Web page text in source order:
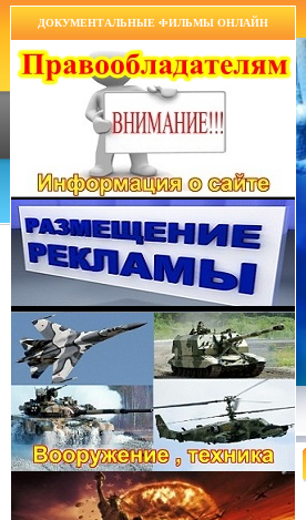
ДОКУМЕНТАЛЬНЫЕ ФИЛЬМЫ ОНЛАЙН